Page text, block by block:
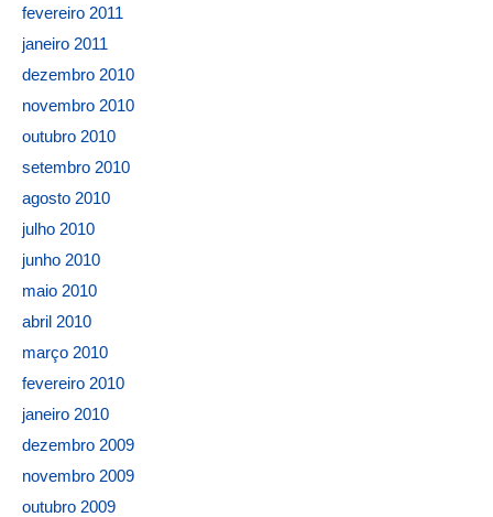
fevereiro 2011
janeiro 2011
dezembro 2010
novembro 2010
outubro 2010
setembro 2010
agosto 2010
julho 2010
junho 2010
maio 2010
abril 2010
março 2010
fevereiro 2010
janeiro 2010
dezembro 2009
novembro 2009
outubro 2009